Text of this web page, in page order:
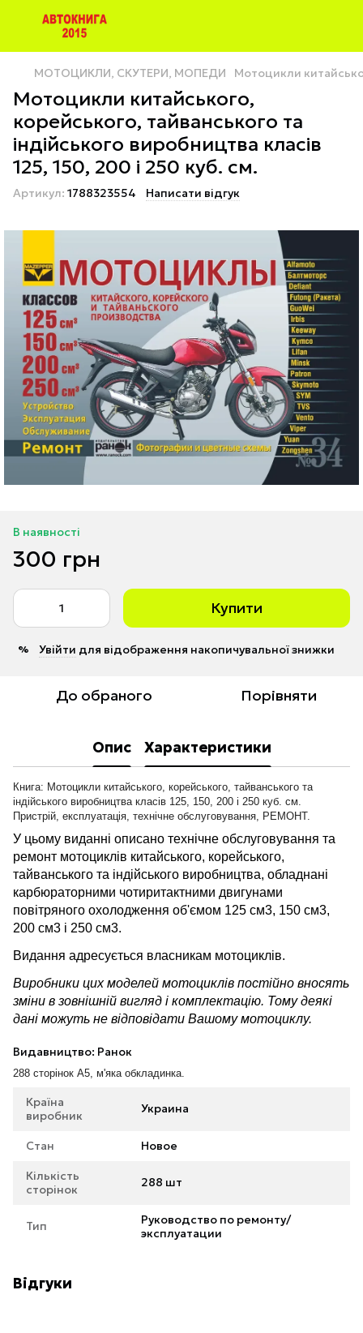
МОТОЦИКЛИ, СКУТЕРИ, МОПЕДИ Мотоцикли
Мотоцикли китайського,
корейського, тайванського та
індійського виробництва класів
125, 150, 200 і 250 куб. см.
Артикул: 1788323554 Написати відгук
В наявності
300 грн
Купити
% Увійти для відображення накопичувальної знижки
До обраного Порівняти
Опис Характеристики
Книга: Мотоцикли китайського, корейського, тайванського та
індійського виробництва класів 125, 150, 200 і 250 куб. см.
Пристрій, експлуатація, технічне обслуговування, РЕМОНТ.
У цьому виданні описано технічне обслуговування та
ремонт мотоциклів китайського, корейського,
тайванського та індійського виробництва, обладнані
карбюраторними чотиритактними двигунами
повітряного охолодження об'ємом 125 см3, 150 см3,
200 см3 і 250 см3.
Видання адресується власникам мотоциклів.
Виробники цих моделей мотоциклів постійно вносять
зміни в зовнішній вигляд і комплектацію. Тому деякі
дані можуть не відповідати Вашому мотоциклу.
Видавництво: Ранок
288 сторінок А5, м'яка обкладинка.
Країна
виробник
Украина
Стан Новое
Кількість
сторінок
288 шт
Тип
Руководство по ремонту/
эксплуатации
Відгуки